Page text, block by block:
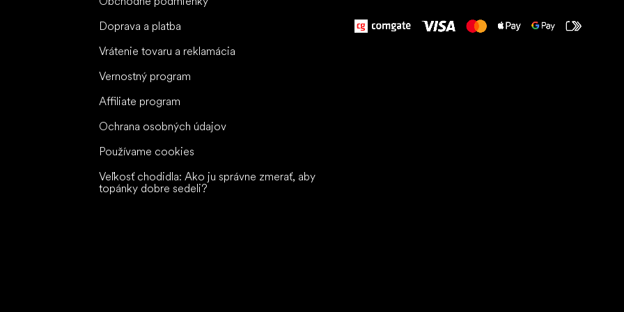
Doprava a platba
Vrátenie tovaru a reklamácia
Vernostný program
Affiliate program
Ochrana osobných údajov
Používame cookies
Veľkosť chodidla: Ako ju správne zmerať, aby
topánky dobre sedeli?